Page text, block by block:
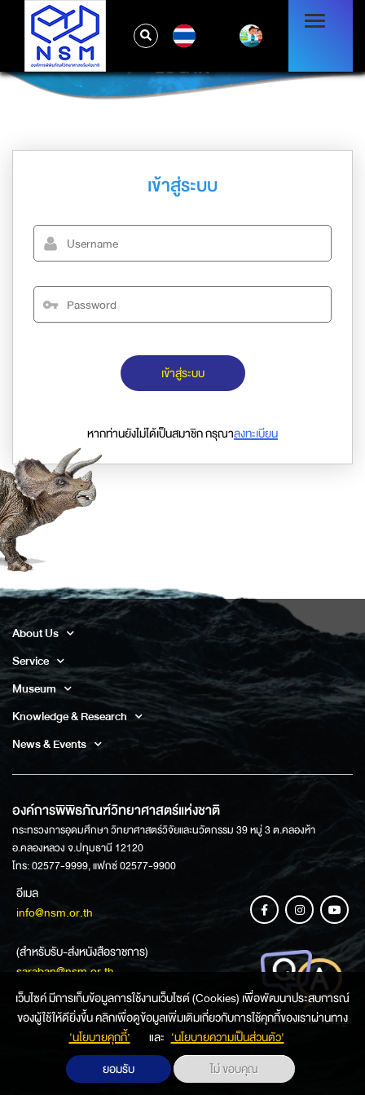
LOG IN
เข้าสู่ระบบ
เข้าสู่ระบบ
หากท่านยังไม่ได้เป็นสมาชิก กรุณาลงทะเบียน
About Us
Service
Museum
Knowledge & Research
News & Events
องค์การพิพิธภัณฑ์วิทยาศาสตร์แห่งชาติ
กระทรวงการอุดมศึกษา วิทยาศาสตร์วิจัยและนวัตกรรม 39 หมู่ 3 ต.คลองห้า
อ.คลองหลวง จ.ปทุมธานี 12120
โทร: 02577-9999, แฟกซ์ 02577-9900
อีเมล
info@nsm.or.th
(สำหรับรับ-ส่งหนังสือราชการ)
saraban@nsm.or.th
ช่องทางการสอบถามข้อมูล
เว็บไซค์ มีการเก็บข้อมูลการใช้งานเว็บไซต์ (Cookies) เพื่อพัฒนาประสบการณ์
ของผู้ใช้ให้ดียิ่งขึ้น คลิกเพื่อดูข้อมูลเพิ่มเติมเกี่ยวกับการใช้คุกกี้ของเราผ่านทาง
‘นโยบายคุกกี้’
และ ‘นโยบายความเป็นส่วนตัว'
ยอมรับ
ไม่ ขอบคุณ